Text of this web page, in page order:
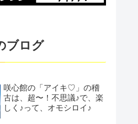
ブログ
咲心館の「アイキ♡」の稽
古は、超〜！不思議♪で、楽
しく♪って、オモシロイ♪